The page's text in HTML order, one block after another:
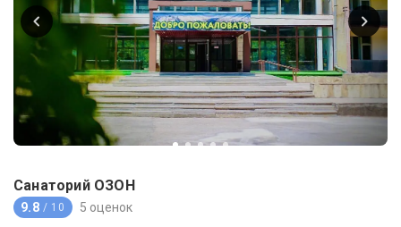
Санаторий ОЗОН
9.8 / 10 5 оценок